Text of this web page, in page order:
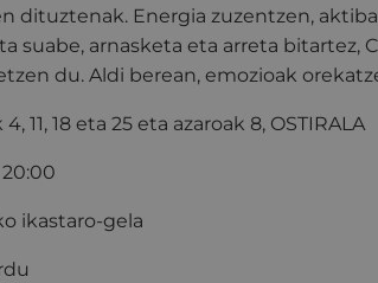
dituztenak. Energia zuzentzen,
suabe, arnasketa eta arreta bitartez,
du. Aldi berean, emozioak
11, 18 eta 25 eta azaroak 8, OSTIRALA
20:00
ikastaro-gela